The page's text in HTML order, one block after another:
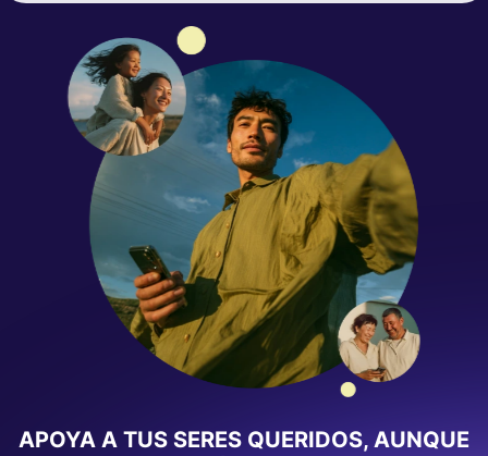
APOYA A TUS SERES QUERIDOS, AUNQUE